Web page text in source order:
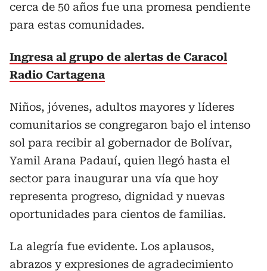
cerca de 50 años fue una promesa pendiente
para estas comunidades.
Ingresa al grupo de alertas de Caracol
Radio Cartagena
Niños, jóvenes, adultos mayores y líderes
comunitarios se congregaron bajo el intenso
sol para recibir al gobernador de Bolívar,
Yamil Arana Padauí, quien llegó hasta el
sector para inaugurar una vía que hoy
representa progreso, dignidad y nuevas
oportunidades para cientos de familias.
La alegría fue evidente. Los aplausos,
abrazos y expresiones de agradecimiento